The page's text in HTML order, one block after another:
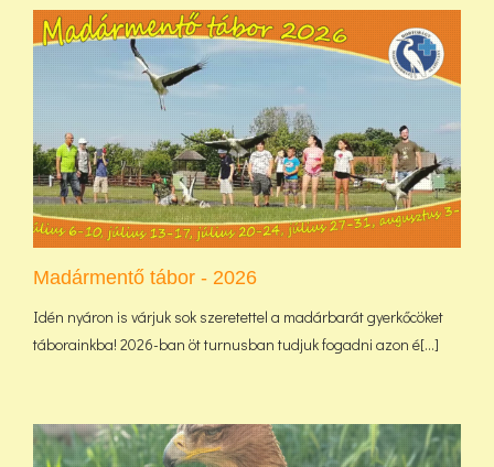
Madármentő tábor - 2026
Idén nyáron is várjuk sok szeretettel a madárbarát gyerkőcöket
táborainkba! 2026-ban öt turnusban tudjuk fogadni azon é[...]